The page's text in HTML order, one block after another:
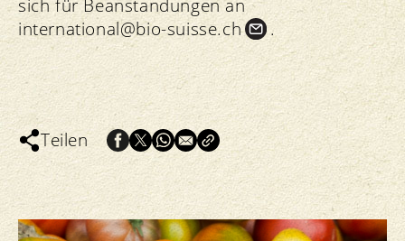
sich für Beanstandungen an
international@bio-suisse.ch .
Teilen